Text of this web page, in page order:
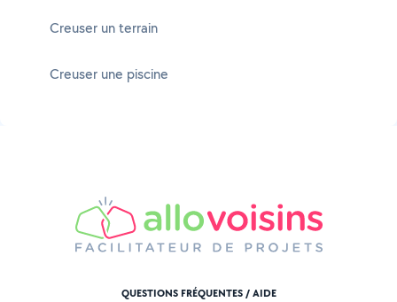
Creuser un terrain
Creuser une piscine
QUESTIONS FRÉQUENTES / AIDE